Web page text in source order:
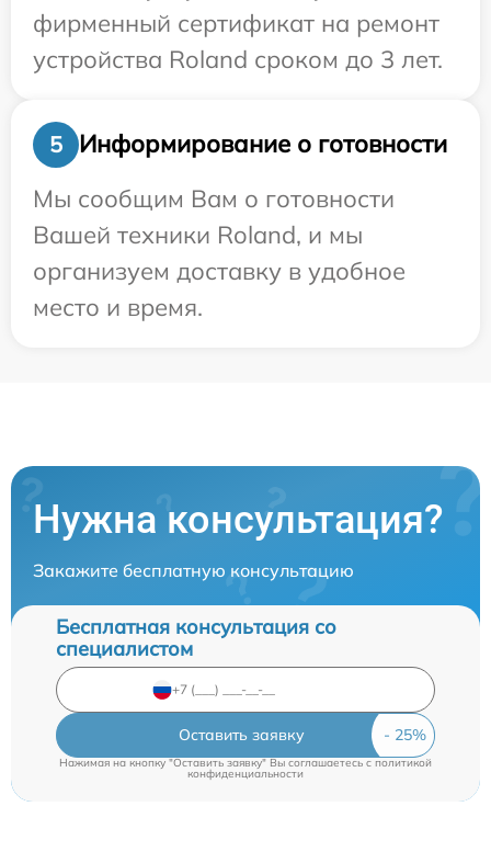
фирменный сертификат на ремонт
устройства Roland сроком до 3 лет.
5
Информирование о готовности
Мы сообщим Вам о готовности
Вашей техники Roland, и мы
организуем доставку в удобное
место и время.
Нужна консультация?
Закажите бесплатную консультацию
Бесплатная консультация со
специалистом
Оставить заявку
Нажимая на кнопку "Оставить заявку" Вы соглашаетесь cполитикой
конфиденциальности